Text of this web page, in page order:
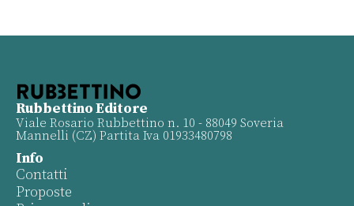
Rubbettino Editore
Viale Rosario Rubbettino n. 10 - 88049 Soveria
Mannelli (CZ) Partita Iva 01933480798
Info
Contatti
Proposte